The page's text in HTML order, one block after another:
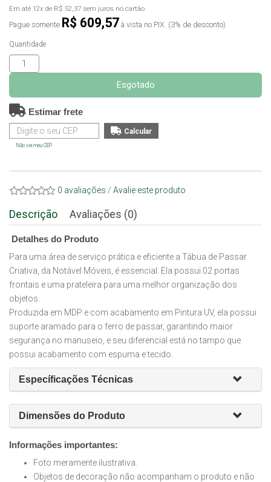
Em até 12x de R$ 52,37 sem juros no cartão
Pague somente R$ 609,57 à vista no PIX. (3% de desconto)
Quantidade
Esgotado
Estimar frete
Não sei meu CEP
0 avaliações / Avalie este produto
Descrição Avaliações (0)
Detalhes do Produto
Para uma área de serviço prática e eficiente a Tábua de Passar
Criativa, da Notável Móveis, é essencial. Ela possui 02 portas
frontais e uma prateleira para uma melhor organização dos
objetos.
Produzida em MDP e com acabamento em Pintura UV, ela possui
suporte aramado para o ferro de passar, garantindo maior
segurança no manuseio, e seu diferencial está no tampo que
possui acabamento com espuma e tecido.
Específicações Técnicas
Dimensões do Produto
Informações importantes:
Foto meramente ilustrativa.
Objetos de decoração não acompanham o produto e não